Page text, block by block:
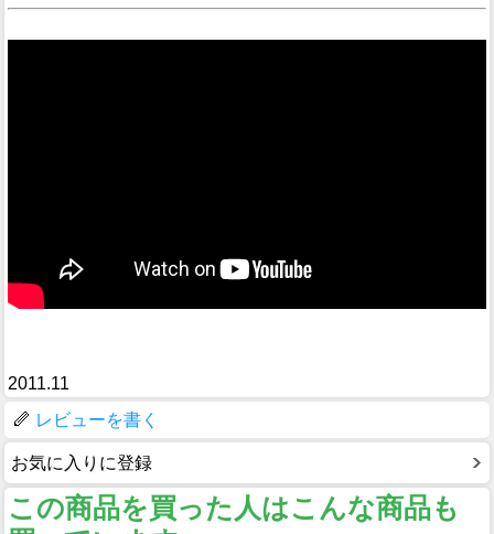
2011.11
レビューを書く
お気に入りに登録
この商品を買った人はこんな商品も